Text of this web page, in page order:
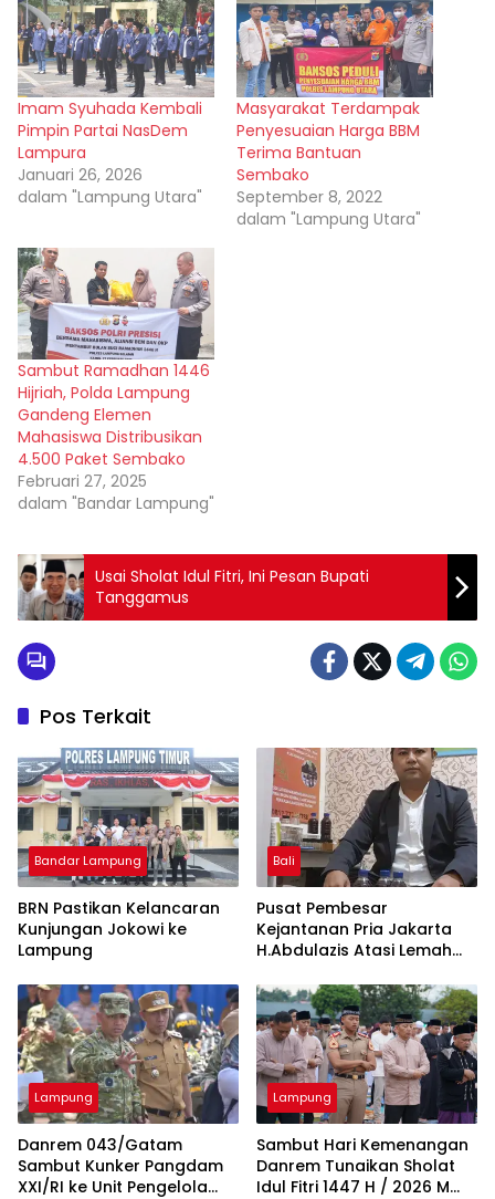
Imam Syuhada Kembali
Pimpin Partai NasDem
Lampura
Januari 26, 2026
dalam "Lampung Utara"
Masyarakat Terdampak
Penyesuaian Harga BBM
Terima Bantuan
Sembako
September 8, 2022
dalam "Lampung Utara"
Sambut Ramadhan 1446
Hijriah, Polda Lampung
Gandeng Elemen
Mahasiswa Distribusikan
4.500 Paket Sembako
Februari 27, 2025
dalam "Bandar Lampung"
Usai Sholat Idul Fitri, Ini Pesan Bupati
Tanggamus
Pos Terkait
Bandar Lampung
BRN Pastikan Kelancaran
Kunjungan Jokowi ke
Lampung
Bali
Pusat Pembesar
Kejantanan Pria Jakarta
H.Abdulazis Atasi Lemah
Lampung
Danrem 043/Gatam
Sambut Kunker Pangdam
XXI/RI ke Unit Pengelola
Lampung
Sambut Hari Kemenangan
Danrem Tunaikan Sholat
Idul Fitri 1447 H / 2026 M